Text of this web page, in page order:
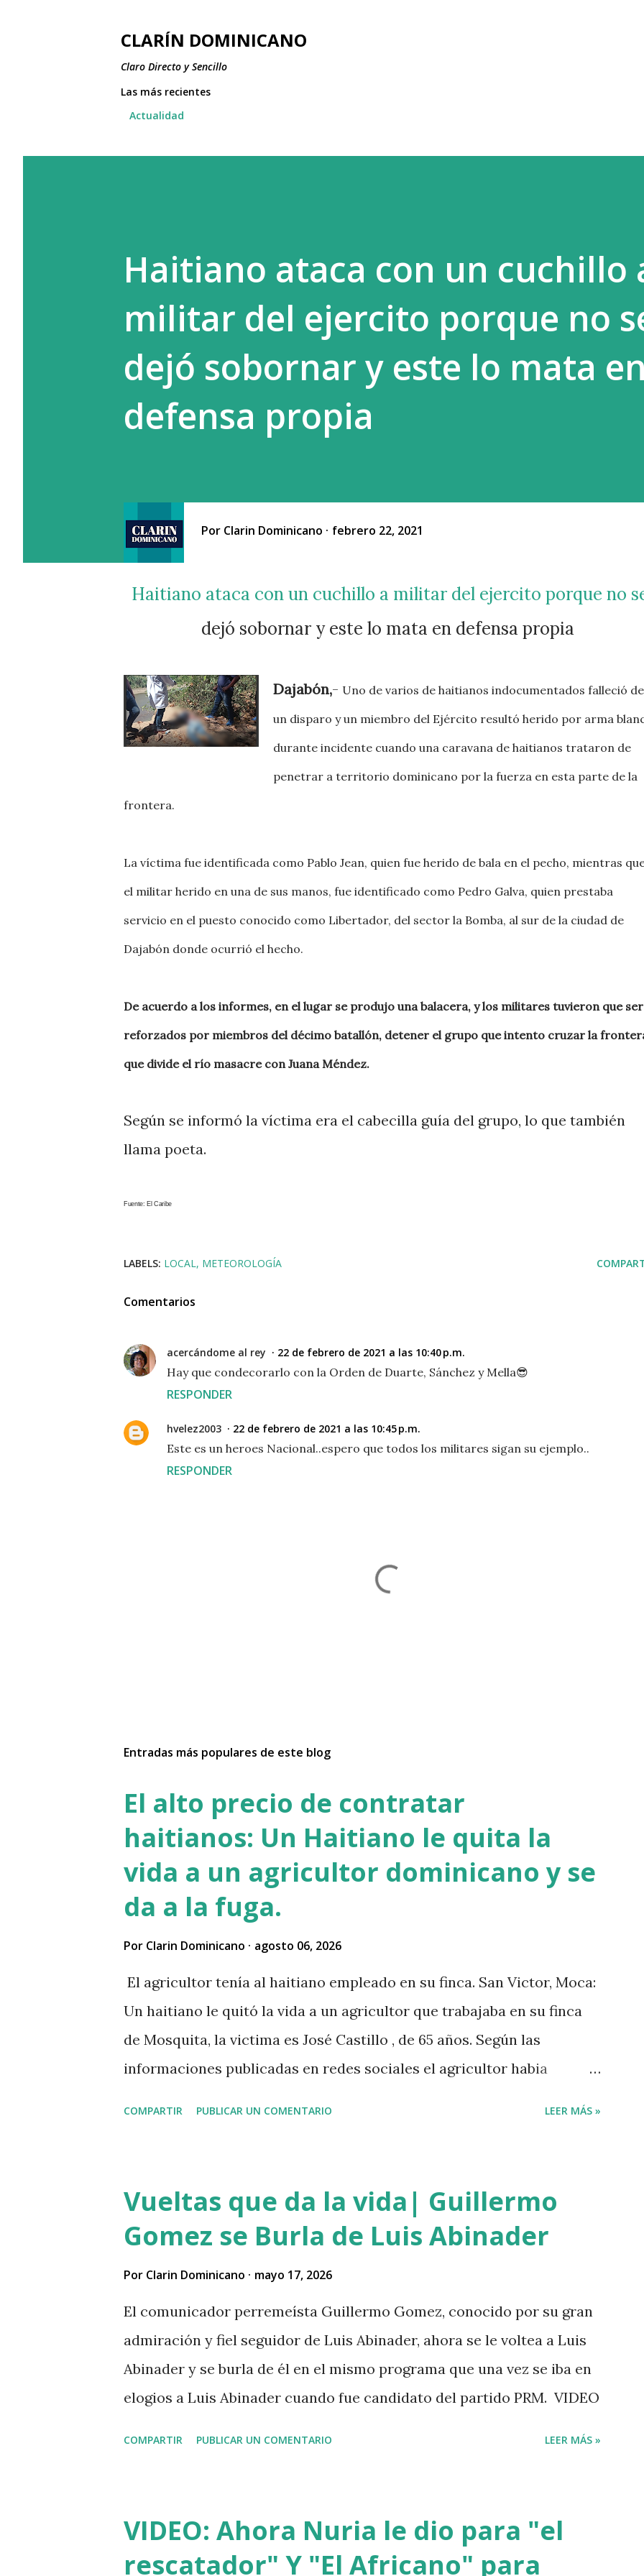
CLARÍN DOMINICANO
Claro Directo y Sencillo
Las más recientes
Actualidad
Haitiano ataca con un cuchillo
militar del ejercito porque no
dejó sobornar y este lo mata
defensa propia
Por Clarin Dominicano febrero 22, 2021
Haitiano ataca con un cuchillo a militar del ejercito porque no se
dejó sobornar y este lo mata en defensa propia
Dajabón,- Uno de varios de haitianos indocumentados falleció de
un disparo y un miembro del Ejército resultó herido por arma
durante incidente cuando una caravana de haitianos trataron de
penetrar a territorio dominicano por la fuerza en esta parte de la
frontera.
La víctima fue identificada como Pablo Jean, quien fue herido de bala en el pecho, mientras
el militar herido en una de sus manos, fue identificado como Pedro Galva, quien prestaba
servicio en el puesto conocido como Libertador, del sector la Bomba, al sur de la ciudad de
Dajabón donde ocurrió el hecho.
De acuerdo a los informes, en el lugar se produjo una balacera, y los militares tuvieron que ser
reforzados por miembros del décimo batallón, detener el grupo que intento cruzar la
que divide el río masacre con Juana Méndez.
Según se informó la víctima era el cabecilla guía del grupo, lo que también
llama poeta.
Fuente: El Caribe
LABELS: LOCAL METEOROLOGÍA
Comentarios
acercándome al rey 22 de febrero de 2021 a las 10:40 p.m.
Hay que condecorarlo con la Orden de Duarte, Sánchez y Mella😎
RESPONDER
hvelez2003 22 de febrero de 2021 a las 10:45 p.m.
Este es un heroes Nacional..espero que todos los militares sigan su ejemplo..
RESPONDER
i
n
c
o
m
n
a
o
Entradas más populares de este blog
El alto precio de contratar
haitianos: Un Haitiano le quita la
vida a un agricultor dominicano y se
da a la fuga.
Por Clarin Dominicano agosto 06, 2026
El agricultor tenía al haitiano empleado en su finca. San Victor, Moca:
Un haitiano le quitó la vida a un agricultor que trabajaba en su finca
de Mosquita, la victima es José Castillo , de 65 años. Según las
informaciones publicadas en redes sociales el agricultor habia
a su vez se mantuvo esperando el momento oportuno para cometer el
hecho y asaltarlo, según versiones el haitiano era adicto a las drogas y
por eso le pidió el dinero prestado. Las versiones de los comunitarios
COMPARTIR PUBLICAR UN COMENTARIO LEER MÁS »
Vueltas que da la vida| Guillermo
Gomez se Burla de Luis Abinader
Por Clarin Dominicano mayo 17, 2026
El comunicador perremeísta Guillermo Gomez, conocido por su gran
admiración y fiel seguidor de Luis Abinader, ahora se le voltea a Luis
Abinader y se burla de él en el mismo programa que una vez se iba en
elogios a Luis Abinader cuando fue candidato del partido PRM. VIDEO
COMPARTIR PUBLICAR UN COMENTARIO LEER MÁS »
VIDEO: Ahora Nuria le dio para "el
rescatador" Y "El Africano" para